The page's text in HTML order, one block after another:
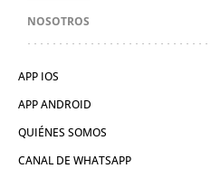
NOSOTROS
APP IOS
APP ANDROID
QUIÉNES SOMOS
CANAL DE WHATSAPP